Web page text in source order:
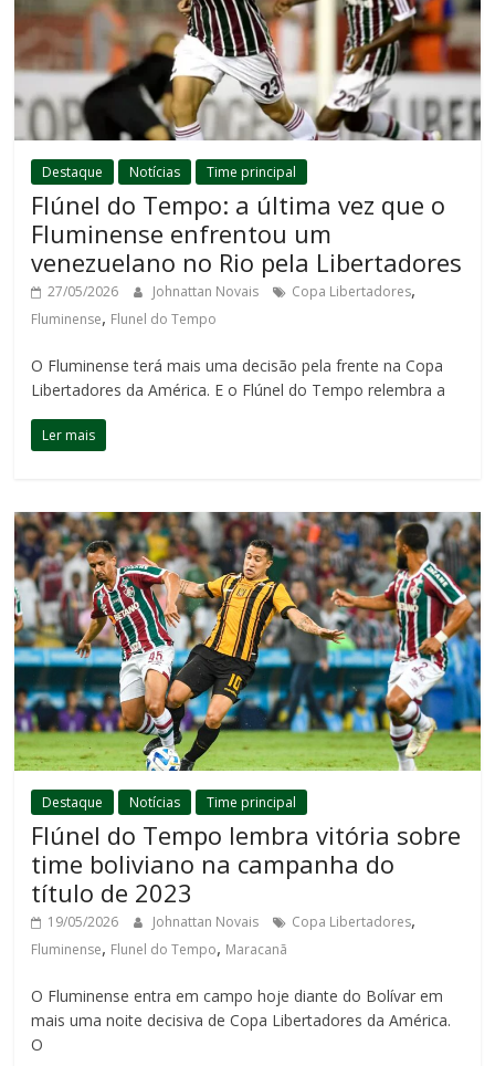
Destaque Notícias Time principal
Flúnel do Tempo: a última vez que o
Fluminense enfrentou um
venezuelano no Rio pela Libertadores
27/05/2026 Johnattan Novais Copa Libertadores,
Fluminense, Flunel do Tempo
O Fluminense terá mais uma decisão pela frente na Copa
Libertadores da América. E o Flúnel do Tempo relembra a
Ler mais
Destaque Notícias Time principal
Flúnel do Tempo lembra vitória sobre
time boliviano na campanha do
título de 2023
19/05/2026 Johnattan Novais Copa Libertadores,
Fluminense, Flunel do Tempo, Maracanã
O Fluminense entra em campo hoje diante do Bolívar em
mais uma noite decisiva de Copa Libertadores da América.
O